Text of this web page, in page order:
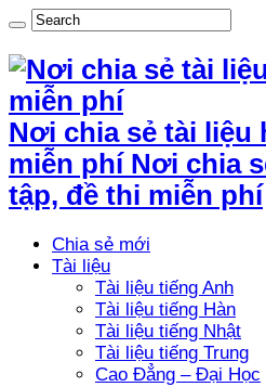
Nơi chia sẻ tài liệu
miễn phí Nơi chia
tập, đề thi miễn phí
Chia sẻ mới
Tài liệu
Tài liệu tiếng Anh
Tài liệu tiếng Hàn
Tài liệu tiếng Nhật
Tài liệu tiếng Trung
Cao Đẳng – Đại Học